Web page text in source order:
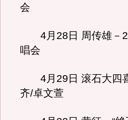
会
4月28日 周传雄－
唱会
4月29日 滚石大四喜
齐/卓文萱